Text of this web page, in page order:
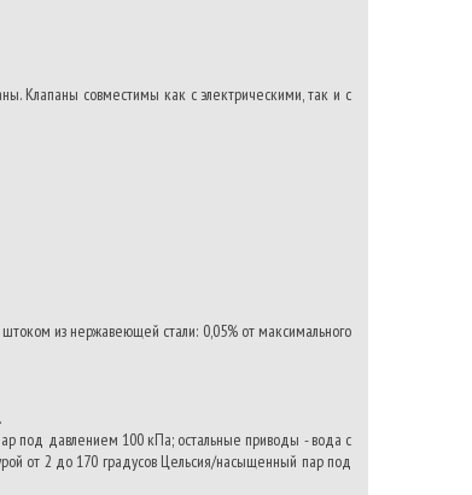
Клапаны совместимы как с электрическими, так и с
из нержавеющей стали: 0,05% от максимального
под давлением 100 кПа; остальные приводы - вода с
от 2 до 170 градусов Цельсия/насыщенный пар под